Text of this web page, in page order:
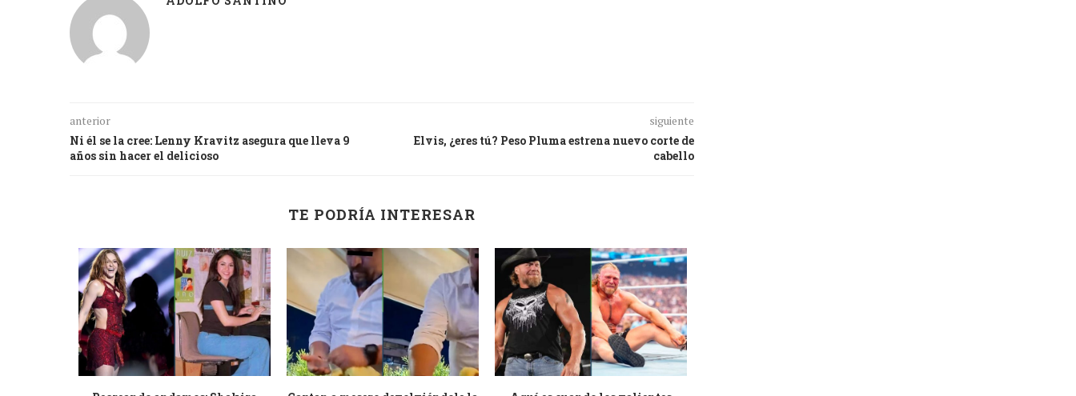
anterior
Ni él se la cree: Lenny Kravitz asegura que lleva 9
años sin hacer el delicioso
siguiente
Elvis, ¿eres tú? Peso Pluma estrena nuevo corte de
cabello
TE PODRÍA INTERESAR